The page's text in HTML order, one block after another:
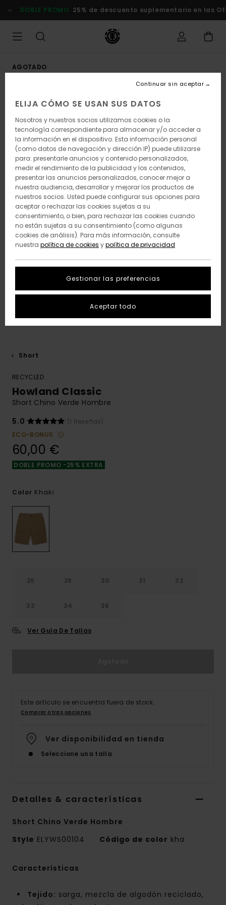
la
DOBLE PROMO 25% de descuento suplementario en las
AGOTADO
Short
RECYCLED
Howland Classic
Short Chino Verde Hombre
5.0
(1 Reseñas)
ECO-BONUS
60,00 €
DOBLE PROMO -25% EXTRA
Color Khaki
26 28 30 31 32
33 34 36
Ver Guía De Tallas
Este artículo se encuentra fuera de stock.
Comprar otras opciones
Ver disponibilidad en tienda
Seleccione una talla
Detalles & características
Short Chino Verde Hombre
Style ELYWS00104 Código de color kha
Características
Tejido: sarga, mezcla de algodón reciclado,
ELIJA CÓMO SE USAN SUS DATOS
Nosotros y nuestros socios utilizamos cookies o la
tecnología correspondiente para almacenar y/o acceder a
la información en el dispositivo. Esta información personal
(como datos de navegación y dirección IP) puede utilizarse
para: presentarle anuncios y contenido personalizados,
medir el rendimiento de la publicidad y los contenidos,
presentar las anuncios personalizados, conocer mejor a
nuestra audiencia, desarrollar y mejorar los productos de
nuestros socios. Usted puede configurar sus opciones para
aceptar o rechazar las cookies sujetas a su
consentimiento, o bien, para rechazar las cookies cuando
no están sujetas a su consentimiento (como algunas
cookies de análisis). Para más información, consulte
nuestra política de cookies ypolítica de privacidad
Gestionar las preferencias
Continuar sin aceptar
Aceptar todo